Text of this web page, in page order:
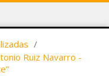
/
Ruiz Navarro -